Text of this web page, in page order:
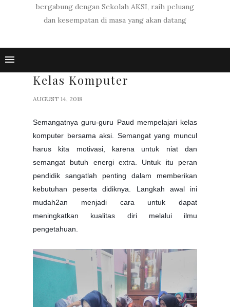
bergabung dengan Sekolah AKSI, raih peluang
dan kesempatan di masa yang akan datang
Kelas Komputer
AUGUST 14, 2018
Semangatnya guru-guru Paud mempelajari kelas
komputer bersama aksi. Semangat yang muncul
harus kita motivasi, karena untuk niat dan
semangat butuh energi extra. Untuk itu peran
pendidik sangatlah penting dalam memberikan
kebutuhan peserta didiknya. Langkah awal ini
mudah2an menjadi cara untuk dapat
meningkatkan kualitas diri melalui ilmu
pengetahuan.